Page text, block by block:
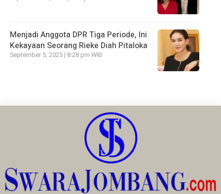
Menjadi Anggota DPR Tiga Periode, Ini
Kekayaan Seorang Rieke Diah Pitaloka
September 5, 2025 | 8:28 pm WIB